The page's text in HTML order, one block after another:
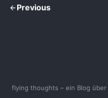
Previous
flying thoughts – ein Blog